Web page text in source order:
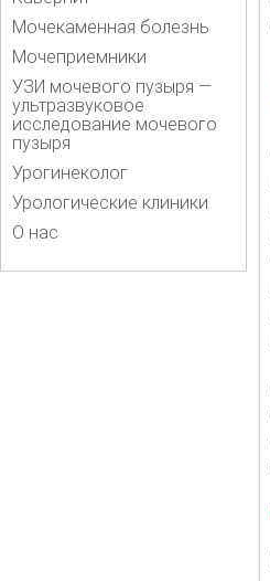
Мочекаменная болезнь
Мочеприемники
УЗИ мочевого пузыря —
ультразвуковое
исследование мочевого
пузыря
Урогинеколог
Урологические клиники
О нас